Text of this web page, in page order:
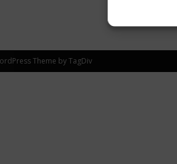
Theme by TagDiv